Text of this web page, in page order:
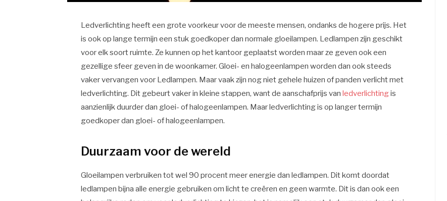
Ledverlichting heeft een grote voorkeur voor de meeste mensen, ondanks de hogere prijs. Het
is ook op lange termijn een stuk goedkoper dan normale gloeilampen. Ledlampen zijn geschikt
voor elk soort ruimte. Ze kunnen op het kantoor geplaatst worden maar ze geven ook een
gezellige sfeer geven in de woonkamer. Gloei- en halogeenlampen worden dan ook steeds
vaker vervangen voor Ledlampen. Maar vaak zijn nog niet gehele huizen of panden verlicht met
ledverlichting. Dit gebeurt vaker in kleine stappen, want de aanschafprijs van ledverlichtingis
aanzienlijk duurder dan gloei- of halogeenlampen. Maar ledverlichting is op langer termijn
goedkoper dan gloei- of halogeenlampen.
Duurzaam voor de wereld
Gloeilampen verbruiken tot wel 90 procent meer energie dan ledlampen. Dit komt doordat
ledlampen bijna alle energie gebruiken om licht te creëren en geen warmte. Dit is dan ook een